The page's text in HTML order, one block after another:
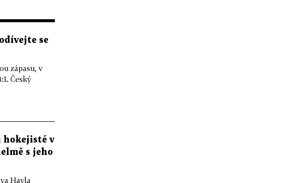
se
zápasu, v
Český
hokejisté v
s jeho
Havla